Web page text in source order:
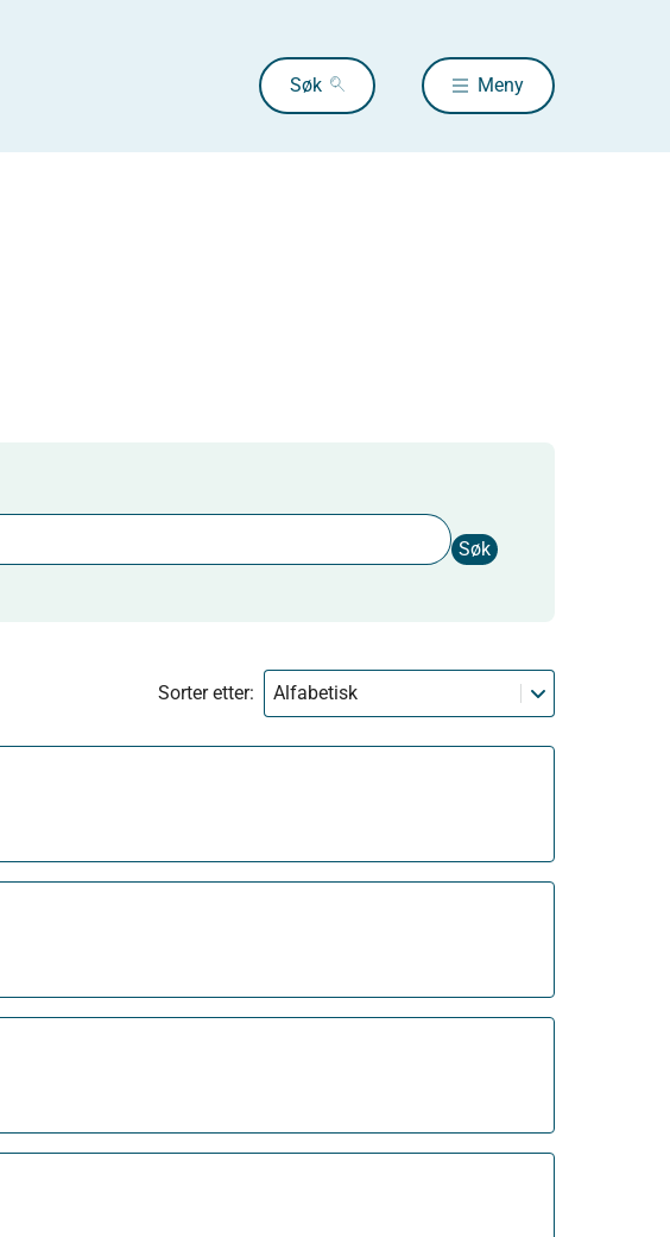
Søk Meny
Søk
Sorter etter: Alfabetisk